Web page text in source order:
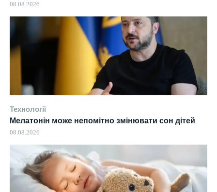
08.08.2026
Технології
Мелатонін може непомітно змінювати сон дітей
08.08.2026